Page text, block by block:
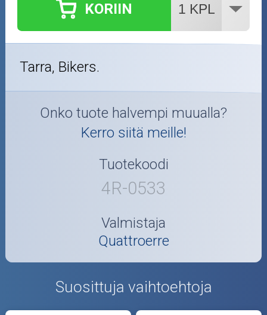
KORIIN
Tarra, Bikers.
Onko tuote halvempi muualla?
Kerro siitä meille!
Tuotekoodi
4R-0533
Valmistaja
Quattroerre
Suosittuja vaihtoehtoja